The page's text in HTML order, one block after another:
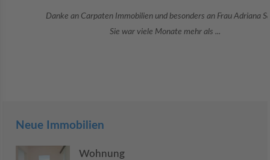
Danke an Carpaten Immobilien und besonders an Frau Adriana Sarca.
Sie war viele Monate mehr als ...
Neue Immobilien
Wohnung